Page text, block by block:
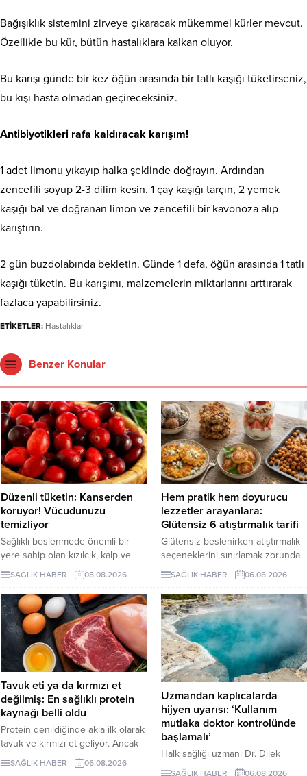
Bağışıklık sistemini zirveye çıkaracak mükemmel kürler mevcut.
Özellikle bu kür, bütün hastalıklara kalkan oluyor.
Bu karışı günde bir kez öğün arasında bir tatlı kaşığı tüketirseniz,
bu kışı hasta olmadan geçireceksiniz.
Antibiyotikleri rafa kaldıracak karışım!
1 adet limonu yıkayıp halka şeklinde doğrayın. Ardından
zencefili soyup 2-3 dilim kesin. 1 çay kaşığı tarçın, 2 yemek
kaşığı bal ve doğranan limon ve zencefili bir kavonoza alıp
karıştırın.
2 gün buzdolabında bekletin. Günde 1 defa, öğün arasında 1 tatlı
kaşığı tüketin. Bu karışımı, malzemelerin miktarlarını arttırarak
fazlaca yapabilirsiniz.
ETİKETLER: Hastalıklar
Benzer Konular
Düzenli tüketin: Kanserden
koruyor! Vücudunuzu
temizliyor
Sağlıklı beslenmede önemli bir
yere sahip olan kızılcık, kalp ve
damar sistemini desteklerken
bağışıklık sisteminin güçlenmesine
de katkı sağlıyor. Enfeksiyonlara
karşı koruyucu etkileriyle bilinen
kızılcık, bazı kanser türlerine karşı
koruyucu rol oynarken vücuttaki
iltihaplanmanın göstergelerinden
biri olan CRP seviyesinin
SAĞLIK HABER 08.08.2026
Hem pratik hem doyurucu
lezzetler arayanlara:
Glütensiz 6 atıştırmalık tarifi
Glütensiz beslenirken atıştırmalık
seçeneklerini sınırlamak zorunda
değilsiniz. Evde kolayca
hazırlayabileceğiniz bu 5 glütensiz
tarif, hem pratik hem de lezzetli
alternatifler sunuyor.
SAĞLIK HABER 06.08.2026
Tavuk eti ya da kırmızı et
değilmiş: En sağlıklı protein
kaynağı belli oldu
Protein denildiğinde akla ilk olarak
tavuk ve kırmızı et geliyor. Ancak
bilim insanları, son yıllarda yapılan
araştırmaların kurubaklagilleri daha
SAĞLIK HABER 06.08.2026
Uzmandan kaplıcalarda
hijyen uyarısı: ‘Kullanım
mutlaka doktor kontrolünde
başlamalı’
Halk sağlığı uzmanı Dr. Dilek
Aslan, kaplıcaların kas ve iskelet
SAĞLIK HABER 06.08.2026